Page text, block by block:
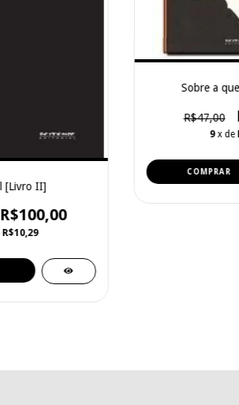
[Livro II]
R$100,00
R$10,29
Sobre a
R$47,00
9 x de